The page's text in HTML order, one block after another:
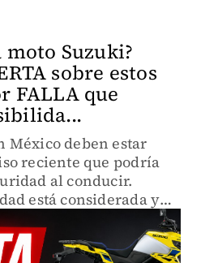
moto Suzuki?
sobre estos
FALLA que
México deben estar
reciente que podría
al conducir.
está considerada y
la autoridad.